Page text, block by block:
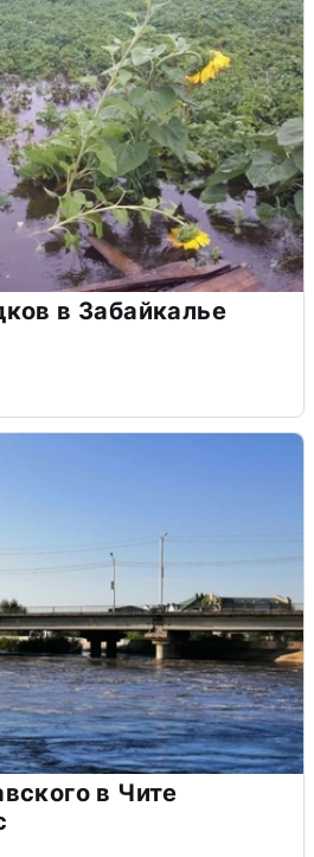
в Забайкалье
в Чите